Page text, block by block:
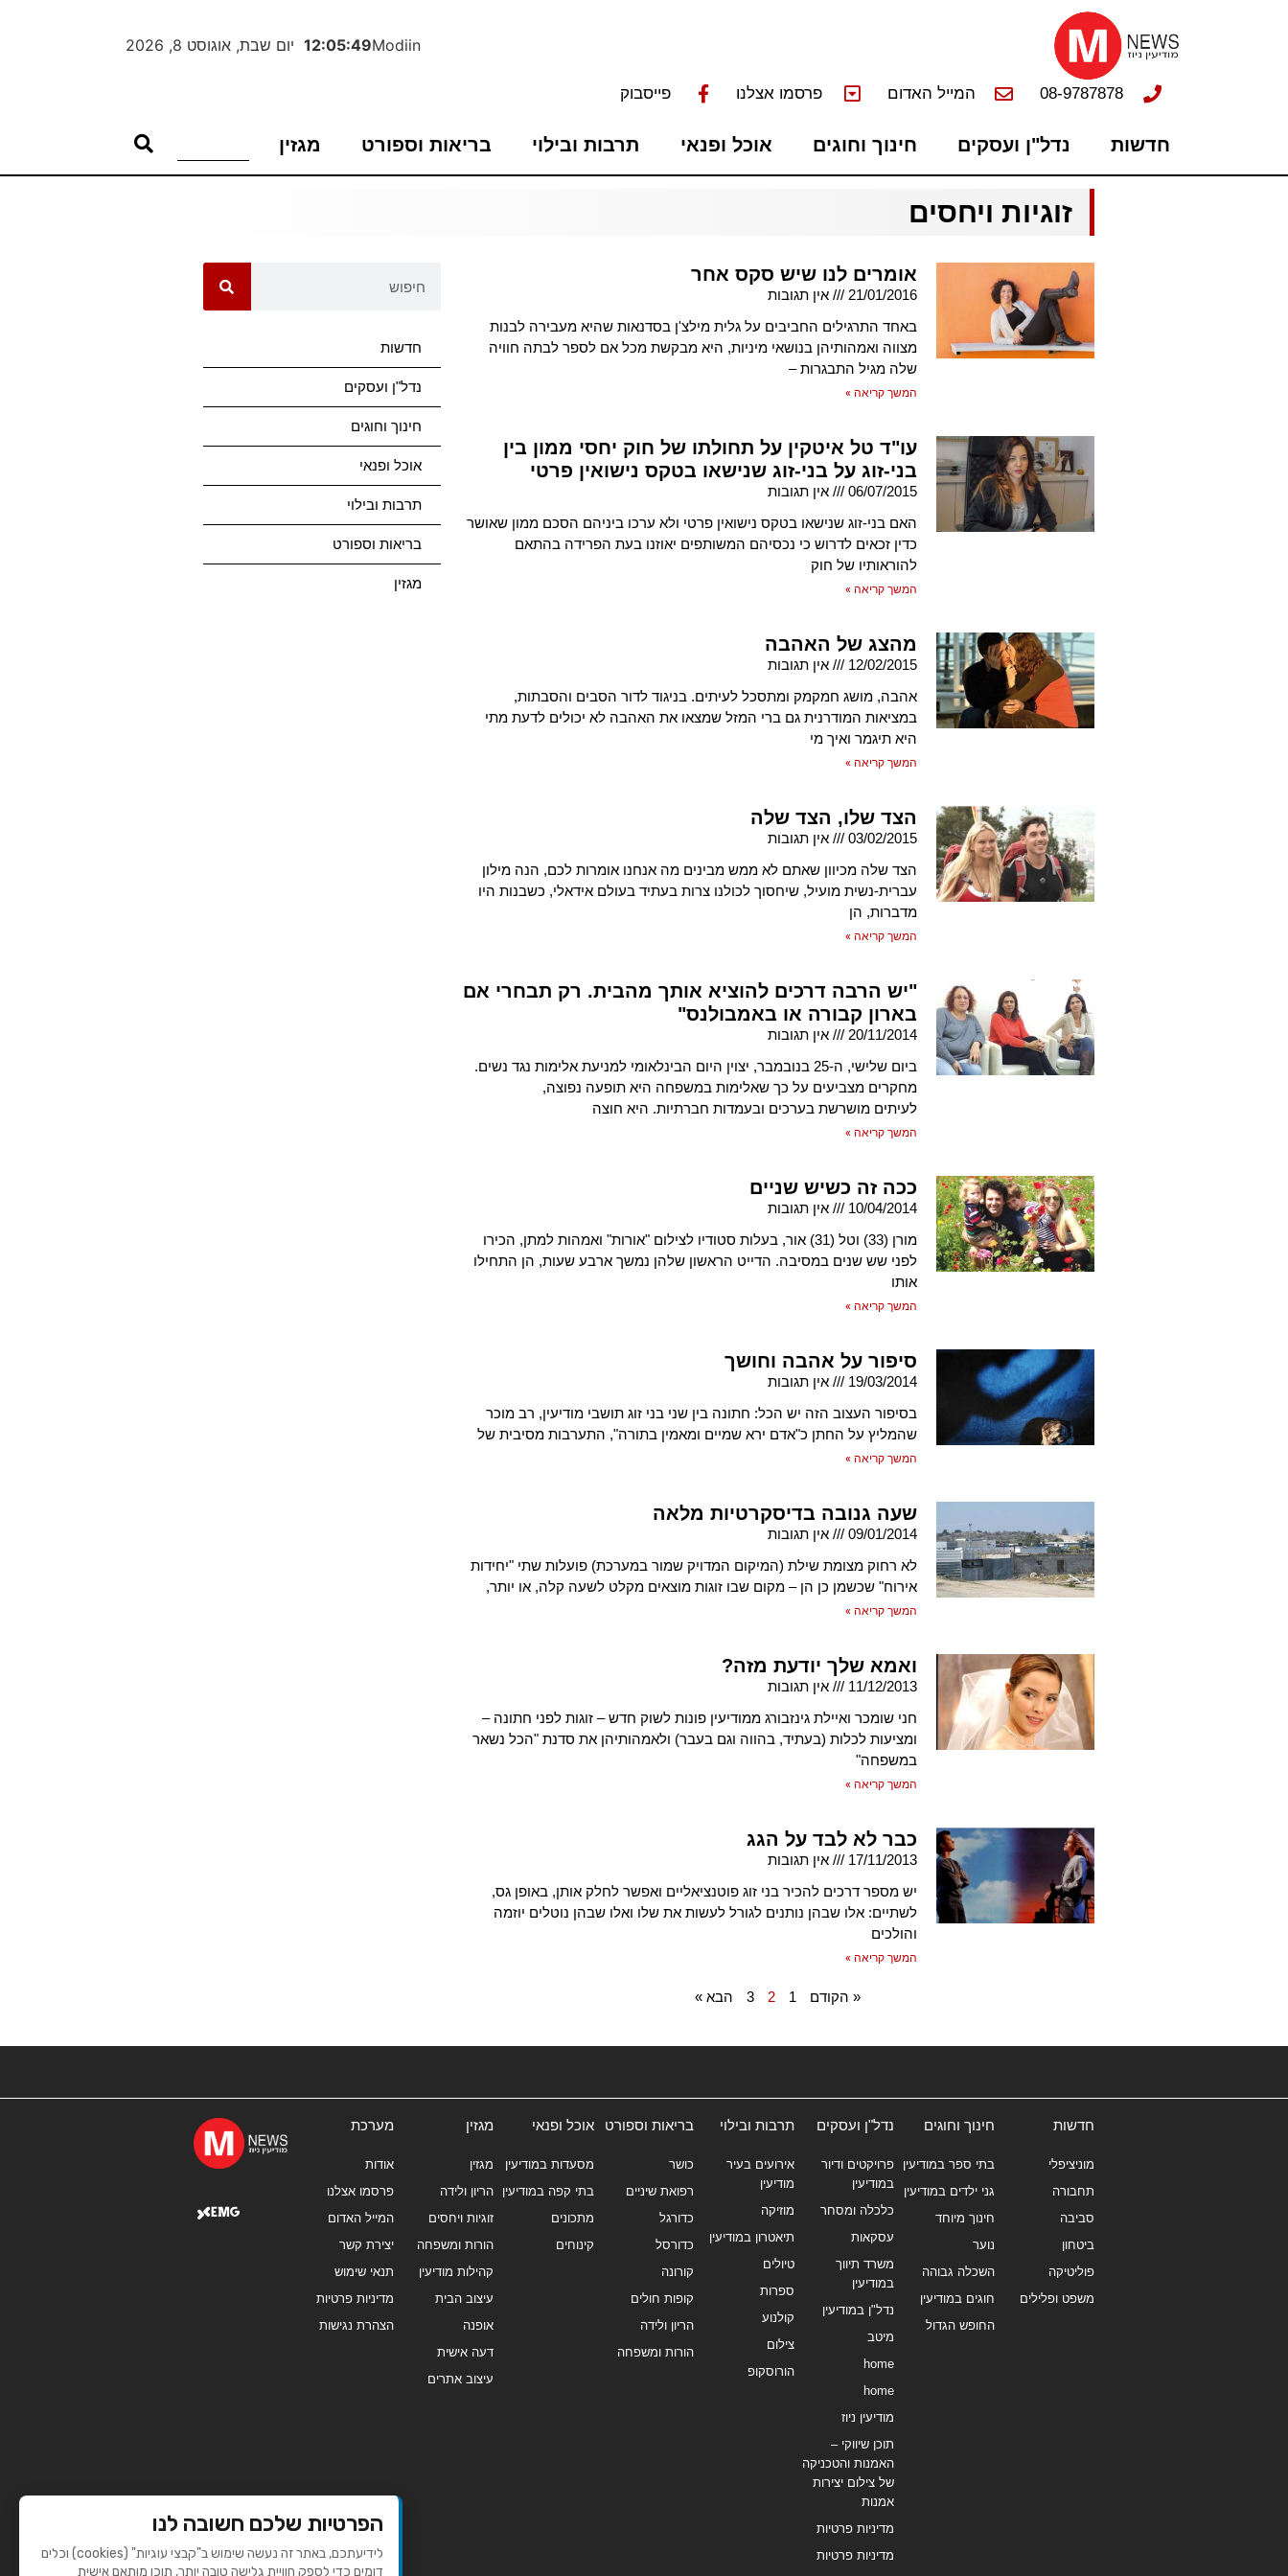
Modiin
12:05:49 יום שבת, אוגוסט 8, 2026
08-9787878 המייל האדום פרסמו אצלנו פייסבוק
חדשות נדל"ן ועסקים חינוך וחוגים אוכל ופנאי תרבות ובילוי בריאות וספורט מגזין
זוגיות ויחסים
אומרים לנו שיש סקס אחר
21/01/2016
אין תגובות
באחד התרגילים החביבים על גלית מילצ'ן בסדנאות שהיא מעבירה לבנות
מצווה ואמהותיהן בנושאי מיניות, היא מבקשת מכל אם לספר לבתה חוויה
שלה מגיל התבגרות –
המשך קריאה »
עו"ד טל איטקין על תחולתו של חוק יחסי ממון בין
בני-זוג על בני-זוג שנישאו בטקס נישואין פרטי
06/07/2015
אין תגובות
האם בני-זוג שנישאו בטקס נישואין פרטי ולא ערכו ביניהם הסכם ממון שאושר
כדין זכאים לדרוש כי נכסיהם המשותפים יאוזנו בעת הפרידה בהתאם
להוראותיו של חוק
המשך קריאה »
מהצג של האהבה
12/02/2015
אין תגובות
אהבה, מושג חמקמק ומתסכל לעיתים. בניגוד לדור הסבים והסבתות,
במציאות המודרנית גם ברי המזל שמצאו את האהבה לא יכולים לדעת מתי
היא תיגמר ואיך מי
המשך קריאה »
הצד שלו, הצד שלה
03/02/2015
אין תגובות
הצד שלה מכיוון שאתם לא ממש מבינים מה אנחנו אומרות לכם, הנה מילון
עברית-נשית מועיל, שיחסוך לכולנו צרות בעתיד בעולם אידאלי, כשבנות היו
מדברות, הן
המשך קריאה »
"יש הרבה דרכים להוציא אותך מהבית. רק תבחרי אם
בארון קבורה או באמבולנס"
20/11/2014
אין תגובות
ביום שלישי, ה-25 בנובמבר, יצוין היום הבינלאומי למניעת אלימות נגד נשים.
מחקרים מצביעים על כך שאלימות במשפחה היא תופעה נפוצה,
לעיתים מושרשת בערכים ובעמדות חברתיות. היא חוצה
המשך קריאה »
ככה זה כשיש שניים
10/04/2014
אין תגובות
מורן (33) וטל (31) אור, בעלות סטודיו לצילום "אורות" ואמהות למתן, הכירו
לפני שש שנים במסיבה. הדייט הראשון שלהן נמשך ארבע שעות, הן התחילו
אותו
המשך קריאה »
סיפור על אהבה וחושך
19/03/2014
אין תגובות
בסיפור העצוב הזה יש הכל: חתונה בין שני בני זוג תושבי מודיעין, רב מוכר
שהמליץ על החתן כ"אדם ירא שמיים ומאמין בתורה", התערבות מסיבית של
המשך קריאה »
שעה גנובה בדיסקרטיות מלאה
09/01/2014
אין תגובות
לא רחוק מצומת שילת (המיקום המדויק שמור במערכת) פועלות שתי "יחידות
אירוח" שכשמן כן הן – מקום שבו זוגות מוצאים מקלט לשעה קלה, או יותר,
המשך קריאה »
ואמא שלך יודעת מזה?
11/12/2013
אין תגובות
חני שומכר ואיילת גינזבורג ממודיעין פונות לשוק חדש – זוגות לפני חתונה –
ומציעות לכלות (בעתיד, בהווה וגם בעבר) ולאמהותיהן את סדנת "הכל נשאר
במשפחה"
המשך קריאה »
כבר לא לבד על הגג
17/11/2013
אין תגובות
יש מספר דרכים להכיר בני זוג פוטנציאליים ואפשר לחלק אותן, באופן גס,
לשתיים: אלו שבהן נותנים לגורל לעשות את שלו ואלו שבהן נוטלים יוזמה
והולכים
המשך קריאה »
« הקודם 1
2
3 הבא »
חדשות
נדל"ן ועסקים
חינוך וחוגים
אוכל ופנאי
תרבות ובילוי
בריאות וספורט
מגזין
חדשות
מוניציפלי
תחבורה
סביבה
ביטחון
פוליטיקה
משפט ופלילים
חינוך וחוגים
בתי ספר במודיעין
גני ילדים במודיעין
חינוך מיוחד
נוער
השכלה גבוהה
חוגים במודיעין
החופש הגדול
נדל"ן ועסקים
פרויקטים ודיור
במודיעין
כלכלה ומסחר
עסקאות
משרד תיווך
במודיעין
נדל"ן במודיעין
מיטב
home
home
מודיעין ניוז
תוכן שיווקי –
האמנות והטכניקה
של צילום יצירות
אמנות
מדיניות פרטיות
מדיניות פרטיות
תרבות ובילוי
אירועים בעיר
מודיעין
מוזיקה
תיאטרון במודיעין
טיולים
ספרות
קולנוע
צילום
הורוסקופ
בריאות וספורט
כושר
רפואת שיניים
כדורגל
כדורסל
קורונה
קופות חולים
הריון ולידה
הורות ומשפחה
אוכל ופנאי
מסעדות במודיעין
בתי קפה במודיעין
מתכונים
קינוחים
מגזין
מגזין
הריון ולידה
זוגיות ויחסים
הורות ומשפחה
קהילות מודיעין
עיצוב הבית
אופנה
דעה אישית
עיצוב אתרים
מערכת
אודות
פרסמו אצלנו
המייל האדום
יצירת קשר
תנאי שימוש
מדיניות פרטיות
הצהרת נגישות
הפרטיות שלכם חשובה לנו
לידיעתכם, באתר זה נעשה שימוש ב"קבצי עוגיות" (cookies) וכלים
דומים כדי לספק חוויית גלישה טובה יותר, תוכן מותאם אישית